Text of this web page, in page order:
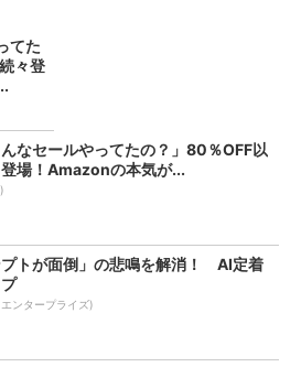
てた
々登
んなセールやってたの？」80％OFF以
登場！Amazonの本気が...
プトが面倒」の悲鳴を解消！ AI定着
ンタープライズ)